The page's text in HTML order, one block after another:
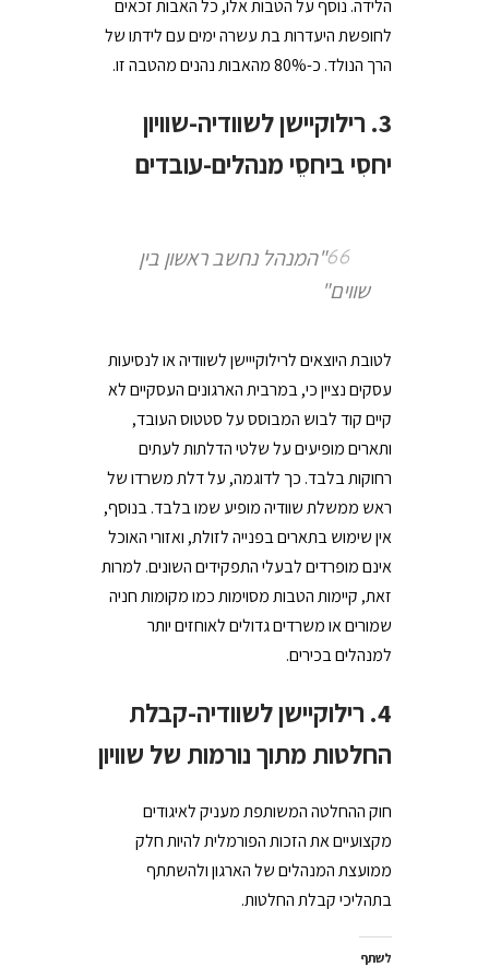
הלידה. נוסף על הטבות אלו, כל האבות זכאים
לחופשת היעדרות בת עשרה ימים עם לידתו של
הרך הנולד. כ-80% מהאבות נהנים מהטבה זו.
3. רילוקיישן לשוודיה-שוויון
יחסִי ביחסֵי מנהלים-עובדים
"המנהל נחשב ראשון בין
שווים"
לטובת היוצאים לרילוקייישן לשוודיה או לנסיעות
עסקים נציין כי, במרבית הארגונים העסקיים לא
קיים קוד לבוש המבוסס על סטטוס העובד,
ותארים מופיעים על שלטי הדלתות לעתים
רחוקות בלבד. כך לדוגמה, על דלת משרדו של
ראש ממשלת שוודיה מופיע שמו בלבד. בנוסף,
אין שימוש בתארים בפנייה לזולת, ואזורי האוכל
אינם מופרדים לבעלי התפקידים השונים. למרות
זאת, קיימות הטבות מסוימות כמו מקומות חניה
שמורים או משרדים גדולים לאוחזים יותר
למנהלים בכירים.
4. רילוקיישן לשוודיה-קבלת
החלטות מתוך נורמות של שוויון
חוק ההחלטה המשותפת מעניק לאיגודים
מקצועיים את הזכות הפורמלית להיות חלק
ממועצת המנהלים של הארגון ולהשתתף
בתהליכי קבלת החלטות.
לשתף